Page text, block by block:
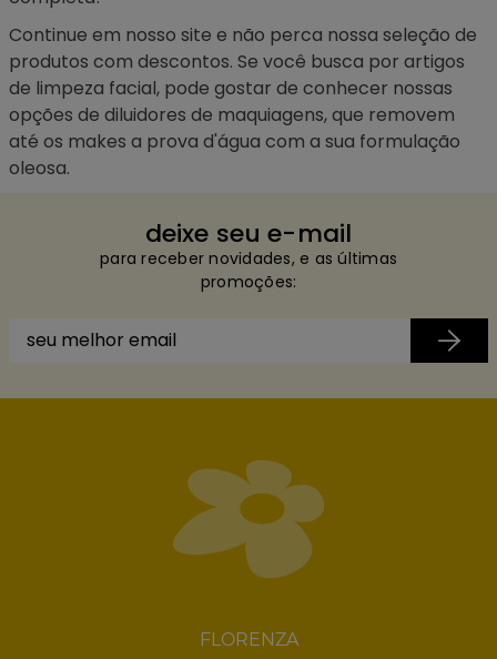
Continue em nosso site e não perca nossa seleção de
produtos com descontos. Se você busca por artigos
de limpeza facial, pode gostar de conhecer nossas
opções de diluidores de maquiagens, que removem
até os makes a prova d'água com a sua formulação
oleosa.
deixe seu e-mail
para receber novidades, e as últimas
promoções:
FLORENZA